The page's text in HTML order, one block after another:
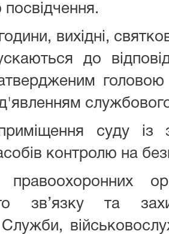
вихідні,
до
головою
суду із
контролю на
правоохоронних
зв’язку та